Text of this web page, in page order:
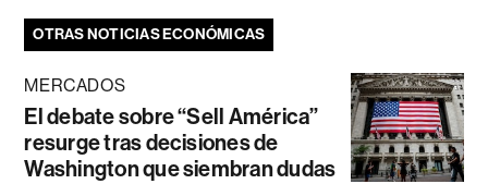
OTRAS NOTICIAS ECONÓMICAS
MERCADOS
El debate sobre “Sell América”
resurge tras decisiones de
Washington que siembran dudas